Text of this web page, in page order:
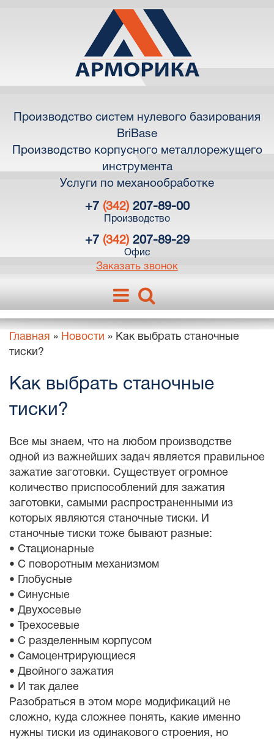
Производство систем нулевого базирования
BriBase
Производство корпусного металлорежущего
инструмента
Услуги по механообработке
+7 (342)207-89-00
Производство
+7 (342)207-89-29
Офис
Заказать звонок
Главная » Новости » Как выбрать станочные
тиски?
Как выбрать станочные
тиски?
Все мы знаем, что на любом производстве
одной из важнейших задач является правильное
зажатие заготовки. Существует огромное
количество приспособлений для зажатия
заготовки, самыми распространенными из
которых являются станочные тиски. И
станочные тиски тоже бывают разные:
• Стационарные
• С поворотным механизмом
• Глобусные
• Синусные
• Двухосевые
• Трехосевые
• С разделенным корпусом
• Самоцентрирующиеся
• Двойного зажатия
• И так далее
Разобраться в этом море модификаций не
сложно, куда сложнее понять, какие именно
нужны тиски из одинакового строения, но